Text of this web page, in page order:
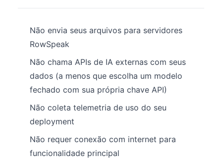
Não envia seus arquivos para servidores
RowSpeak
Não chama APIs de IA externas com seus
dados (a menos que escolha um modelo
fechado com sua própria chave API)
Não coleta telemetria de uso do seu
deployment
Não requer conexão com internet para
funcionalidade principal